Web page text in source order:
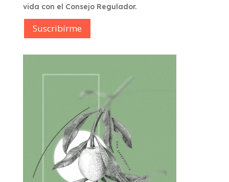
vida con el Consejo Regulador.
Suscribírme